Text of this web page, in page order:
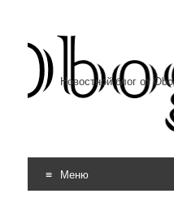
Новостной блог от
Меню